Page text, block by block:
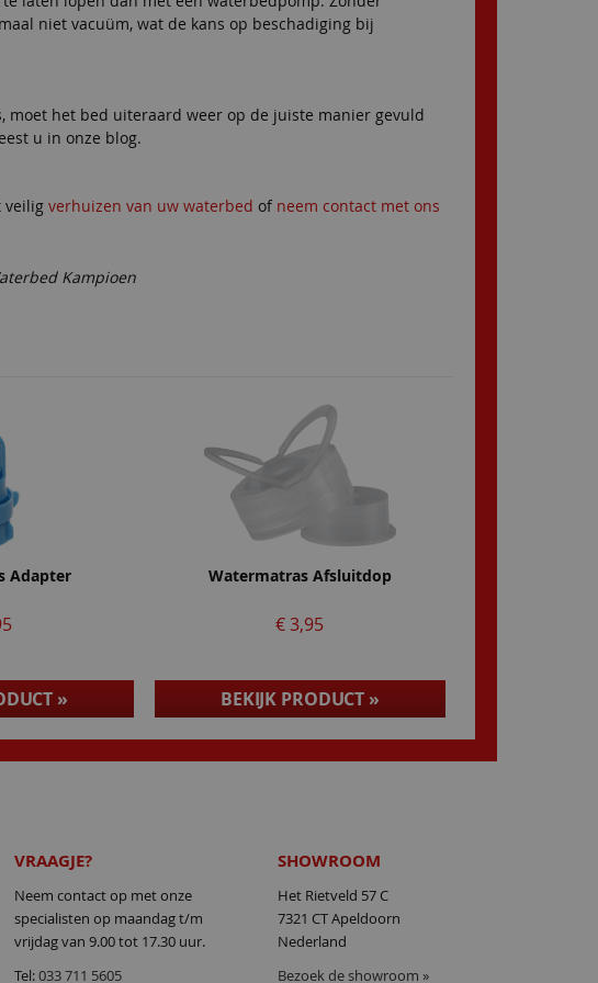
niet vacuüm, wat de kans op beschadiging bij
het bed uiteraard weer op de juiste manier gevuld
u in onze blog.
veilig verhuizen van uw waterbed of neem contact met ons
Kampioen
Adapter
»
Watermatras Afsluitdop
€ 3,95
BEKIJK PRODUCT »
Op zoek
24.07.2026
Het water bed is op tijd
geleverd en van goede
geïnstalleerd, alleen vond ik
VRAAGJE?
Neem contact op met onze
specialisten op maandag t/m
vrijdag van 9.00 tot 17.30 uur.
Tel:033 711 5605
SHOWROOM
Het Rietveld 57 C
7321 CT Apeldoorn
Nederland
Bezoek de showroom »